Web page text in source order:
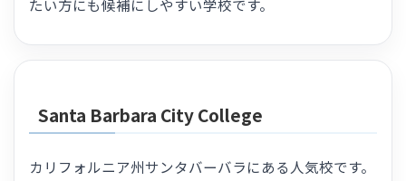
たい方にも候補にしやすい学校です。
Santa Barbara City College
カリフォルニア州サンタバーバラにある人気校です。